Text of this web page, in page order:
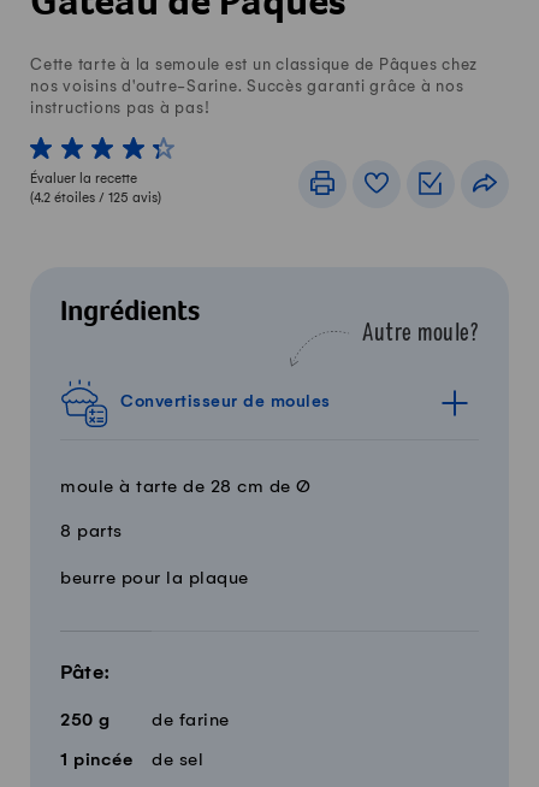
Cette tarte à la semoule est un classique de Pâques chez
nos voisins d'outre-Sarine. Succès garanti grâce à nos
instructions pas à pas!
1 von 5 étoiles
2 von 5 étoiles
3 von 5 étoiles
4 von 5 étoiles
5 von 5 étoiles
Évaluer la recette
(4.2 étoiles / 125 avis)
ImprimerLivre de recettes
Listes de
Ingrédients
Autre moule?
Convertisseur de moules
moule à tarte de 28 cm de Ø
8 parts
QuantitéIngrédients
beurre pour la plaque
Pâte:
250 g de farine
1 pincée de sel